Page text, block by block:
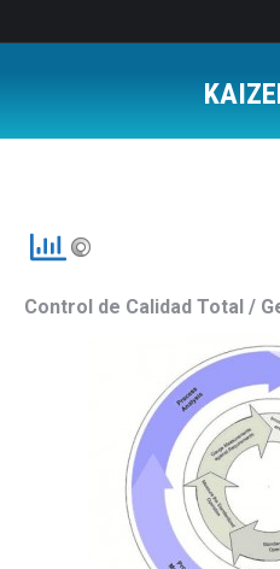
Control de Calidad Total /